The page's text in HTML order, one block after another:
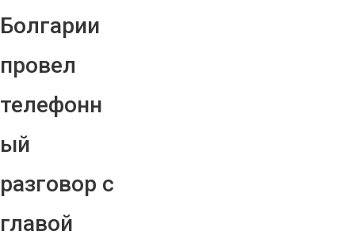
Болгарии
провел
телефонн
ый
разговор с
главой